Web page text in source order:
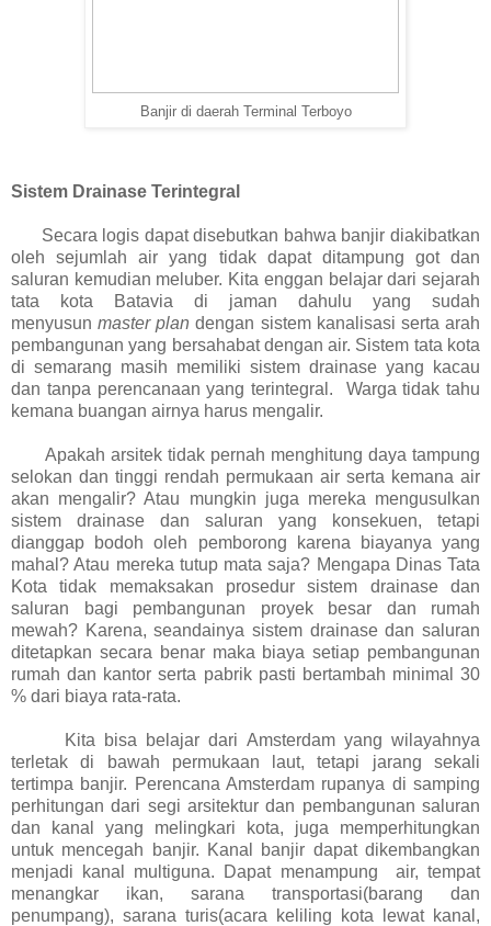
Banjir di daerah Terminal Terboyo
Sistem Drainase Terintegral
Secara logis dapat disebutkan bahwa banjir diakibatkan
oleh sejumlah air yang tidak dapat ditampung got dan
saluran kemudian meluber. Kita enggan belajar dari sejarah
tata kota Batavia di jaman dahulu yang sudah
menyusunmaster plan dengan sistem kanalisasi serta arah
pembangunan yang bersahabat dengan air. Sistem tata kota
di semarang masih memiliki sistem drainase yang kacau
dan tanpa perencanaan yang terintegral. Warga tidak tahu
kemana buangan airnya harus mengalir.
Apakah arsitek tidak pernah menghitung daya tampung
selokan dan tinggi rendah permukaan air serta kemana air
akan mengalir? Atau mungkin juga mereka mengusulkan
sistem drainase dan saluran yang konsekuen, tetapi
dianggap bodoh oleh pemborong karena biayanya yang
mahal? Atau mereka tutup mata saja? Mengapa Dinas Tata
Kota tidak memaksakan prosedur sistem drainase dan
saluran bagi pembangunan proyek besar dan rumah
mewah? Karena, seandainya sistem drainase dan saluran
ditetapkan secara benar maka biaya setiap pembangunan
rumah dan kantor serta pabrik pasti bertambah minimal 30
% dari biaya rata-rata.
Kita bisa belajar dari Amsterdam yang wilayahnya
terletak di bawah permukaan laut, tetapi jarang sekali
tertimpa banjir. Perencana Amsterdam rupanya di samping
perhitungan dari segi arsitektur dan pembangunan saluran
dan kanal yang melingkari kota, juga memperhitungkan
untuk mencegah banjir. Kanal banjir dapat dikembangkan
menjadi kanal multiguna. Dapat menampung air, tempat
menangkar ikan, sarana transportasi(barang dan
penumpang), sarana turis(acara keliling kota lewat kanal,